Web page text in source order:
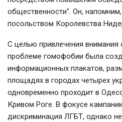
общественности". Он,
посольством Королевства
С целью привлечения внимания
проблеме гомофобии была
информационных плакатов,
площадях в городах четырех
одновременно проходит в
Кривом Роге. В фокусе
дискриминация ЛГБТ, однако